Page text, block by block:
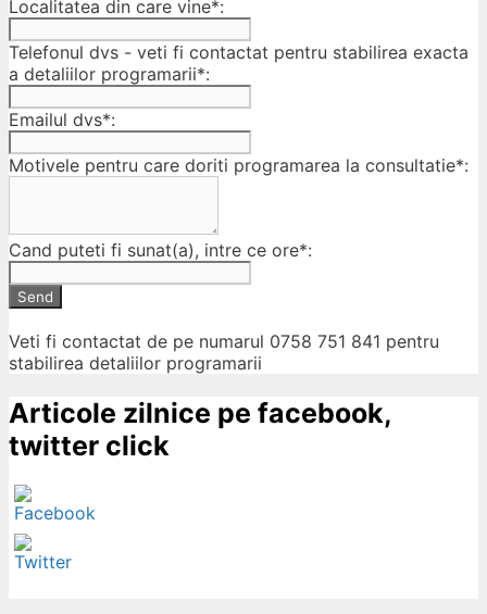
Localitatea din care vine*:
Telefonul dvs - veti fi contactat pentru stabilirea exacta
a detaliilor programarii*:
Emailul dvs*:
Motivele pentru care doriti programarea la consultatie*:
Cand puteti fi sunat(a), intre ce ore*:
Send
Veti fi contactat de pe numarul 0758 751 841 pentru
stabilirea detaliilor programarii
Articole zilnice pe facebook,
twitter click